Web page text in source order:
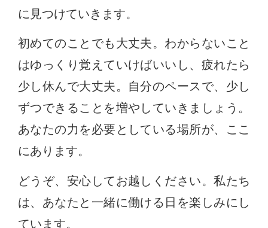
に見つけていきます。
初めてのことでも大丈夫。わからないこと
はゆっくり覚えていけばいいし、疲れたら
少し休んで大丈夫。自分のペースで、少し
ずつできることを増やしていきましょう。
あなたの力を必要としている場所が、ここ
にあります。
どうぞ、安心してお越しください。私たち
は、あなたと一緒に働ける日を楽しみにし
ています。